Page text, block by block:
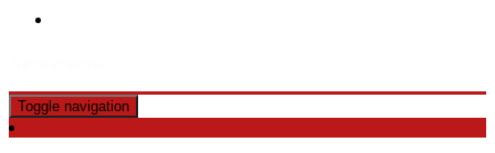
Toggle navigation